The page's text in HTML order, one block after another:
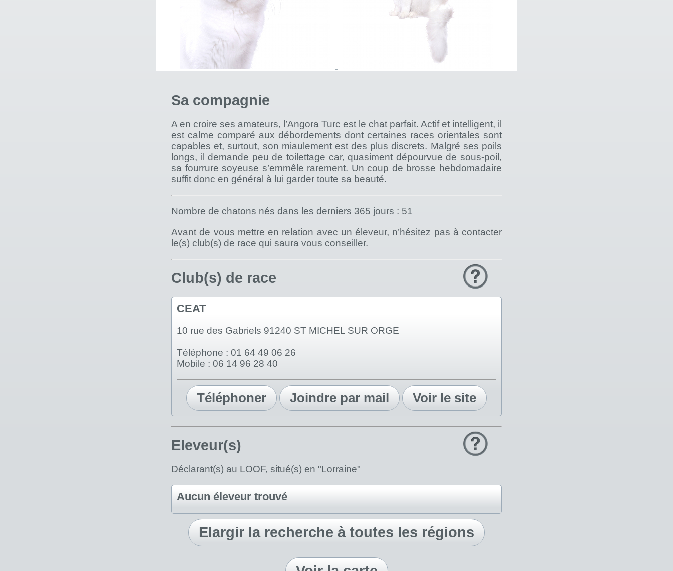
Sa compagnie
A en croire ses amateurs, l’Angora Turc est le chat parfait. Actif et intelligent, il
est calme comparé aux débordements dont certaines races orientales sont
capables et, surtout, son miaulement est des plus discrets. Malgré ses poils
longs, il demande peu de toilettage car, quasiment dépourvue de sous-poil,
sa fourrure soyeuse s’emmêle rarement. Un coup de brosse hebdomadaire
suffit donc en général à lui garder toute sa beauté.
Nombre de chatons nés dans les derniers 365 jours : 51
Avant de vous mettre en relation avec un éleveur, n’hésitez pas à contacter
le(s) club(s) de race qui saura vous conseiller.
Club(s) de race
CEAT
10 rue des Gabriels 91240 ST MICHEL SUR ORGE
Téléphone : 01 64 49 06 26
Mobile : 06 14 96 28 40
Téléphoner Joindre par mail Voir le site
Eleveur(s)
Déclarant(s) au LOOF, situé(s) en "Lorraine"
Aucun éleveur trouvé
Elargir la recherche à toutes les régions